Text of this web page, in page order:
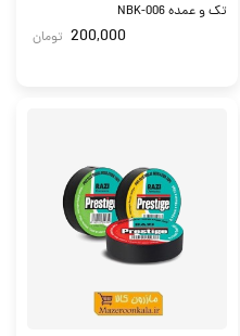
تک و عمده NBK-006
200,000 تومان